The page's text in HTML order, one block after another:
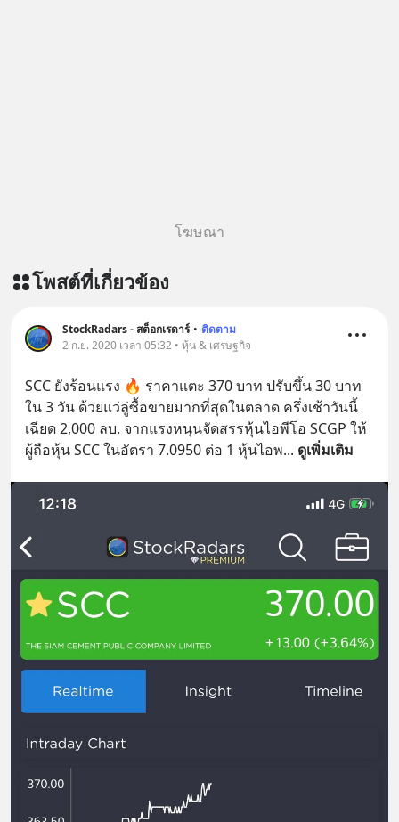
โฆษณา
โพสต์ที่เกี่ยวข้อง
StockRadars - สต็อกเรดาร์ • ติดตาม
2 ก.ย. 2020 เวลา 05:32 • หุ้น & เศรษฐกิจ
SCC ยังร้อนแรง 🔥 ราคาแตะ 370 บาท ปรับขึ้น 30 บาท
ใน 3 วัน ด้วยแว่ลู่ซื้อขายมากที่สุดในตลาด ครึ่งเช้าวันนี้
เฉียด 2,000 ลบ. จากแรงหนุนจัดสรรหุ้นไอพีโอ SCGP ให้
ผู้ถือหุ้น SCC ในอัตรา 7.0950 ต่อ 1 หุ้นไอพ... ดูเพิ่มเติม